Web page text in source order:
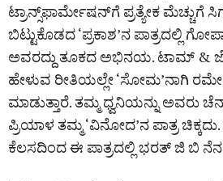
ಟ್ರಾನ್ಸ್‌ಫಾರ್ಮೇಷನ್‌ಗೆ ಪ್ರತ್ಯೇಕ ಮೆಚ್ಚುಗೆ
ಬಿಟ್ಟುಕೊಡದ ‘ಪ್ರಕಾಶ’ನ ಪಾತ್ರದಲ್ಲಿ
ಅವರದ್ದು ತೂಕದ ಅಭಿನಯ. ಟಾಮ್‌ &
ಹೇಳುವ ರೀತಿಯಲ್ಲೇ ‘ಸೋಮ’ನಾಗಿ
ಮಾಡುತ್ತಾರೆ. ತಮ್ಮ ಧ್ವನಿಯನ್ನು ಅವರು
ಪ್ರಿಯಾಳ ತಮ್ಮ ‘ವಿನೋದ’ನ ಪಾತ್ರ
ಕೆಲಸದಿಂದ ಈ ಪಾತ್ರದಲ್ಲಿ ಭರತ್‌ ಜಿ ಬಿ